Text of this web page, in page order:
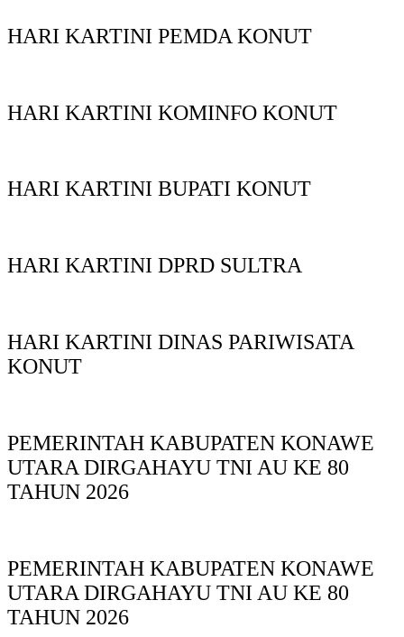
HARI KARTINI PEMDA KONUT
HARI KARTINI KOMINFO KONUT
HARI KARTINI BUPATI KONUT
HARI KARTINI DPRD SULTRA
HARI KARTINI DINAS PARIWISATA
KONUT
PEMERINTAH KABUPATEN KONAWE
UTARA DIRGAHAYU TNI AU KE 80
TAHUN 2026
PEMERINTAH KABUPATEN KONAWE
UTARA DIRGAHAYU TNI AU KE 80
TAHUN 2026